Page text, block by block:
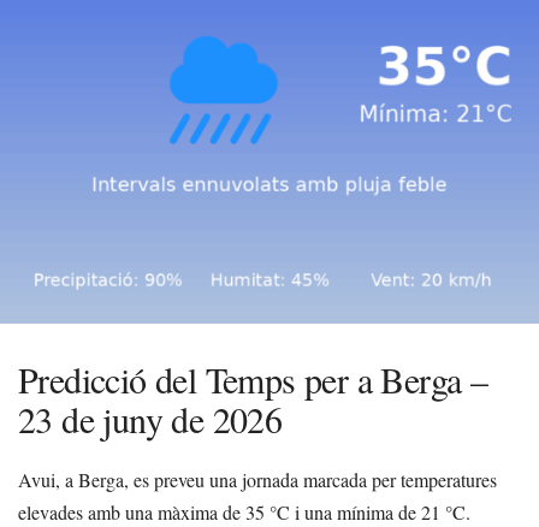
Predicció del Temps per a Berga –
23 de juny de 2026
Avui, a Berga, es preveu una jornada marcada per temperatures
elevades amb una màxima de 35 °C i una mínima de 21 °C.